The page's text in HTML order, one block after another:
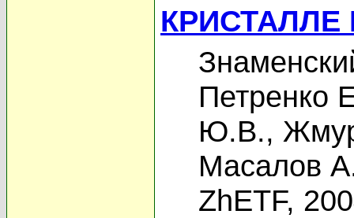
КРИСТАЛЛЕ
Петренко
Ю.В.,
Масалов
ZhETF,